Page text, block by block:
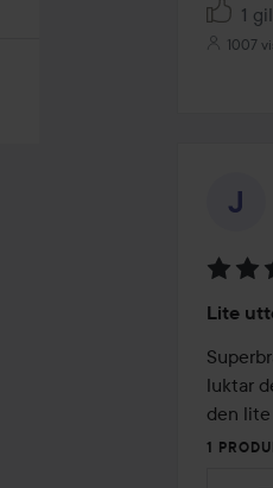
1
1007
4
av
5
Lite
luktar
den
1